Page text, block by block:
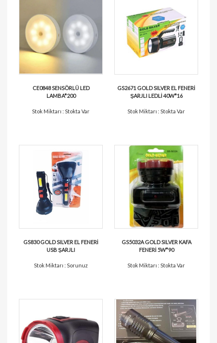
CE0848 SENSÖRLÜ LED
LAMBA*200
Stok Miktarı : Stokta Var
GS2671 GOLD SILVER EL FENERİ
ŞARJLI LEDLİ 40W*16
Stok Miktarı : Stokta Var
GS830 GOLD SILVER EL FENERİ
USB ŞARJLI
Stok Miktarı : Sorunuz
GS5032A GOLD SILVER KAFA
FENERİ 5W*90
Stok Miktarı : Stokta Var